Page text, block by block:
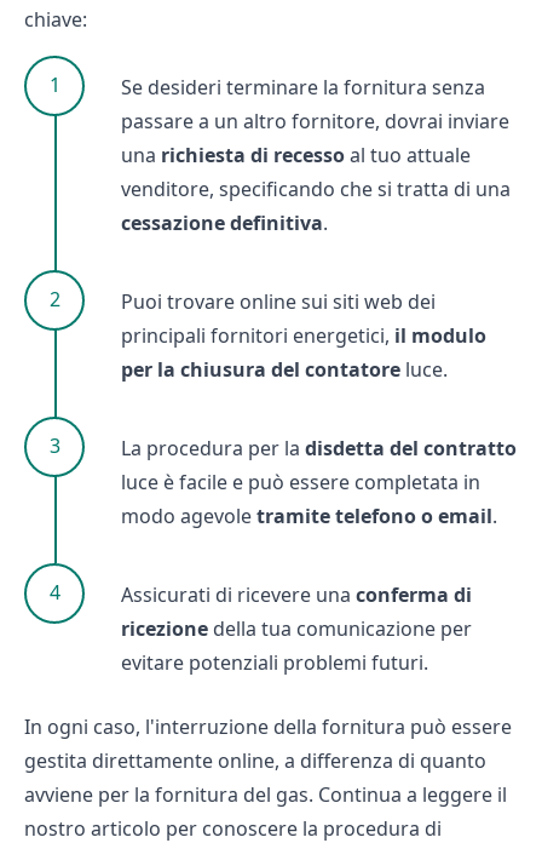
chiave:
Se desideri terminare la fornitura senza
passare a un altro fornitore, dovrai inviare
una richiesta di recessoal tuo attuale
venditore, specificando che si tratta di una
cessazione definitiva.
Puoi trovare online sui siti web dei
principali fornitori energetici, il modulo
per la chiusura del contatore luce.
La procedura per la disdetta del contratto
luce è facile e può essere completata in
modo agevoletramite telefono o email.
Assicurati di ricevere una conferma di
ricezione della tua comunicazione per
evitare potenziali problemi futuri.
In ogni caso, l'interruzione della fornitura può essere
gestita direttamente online, a differenza di quanto
avviene per la fornitura del gas. Continua a leggere il
nostro articolo per conoscere la procedura di